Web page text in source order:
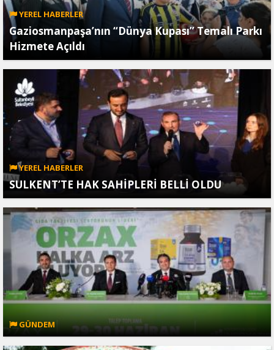
YEREL HABERLER
Gaziosmanpaşa’nın “Dünya Kupası” Temalı Parkı
Hizmete Açıldı
YEREL HABERLER
SULKENT’TE HAK SAHİPLERİ BELLİ OLDU
GÜNDEM